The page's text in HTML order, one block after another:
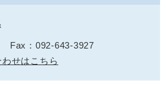
Fax：092-643-3927
せはこちら